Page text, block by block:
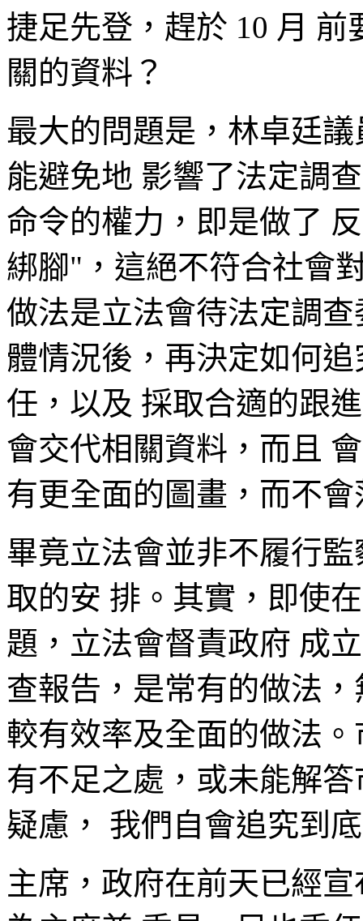
捷足先登，趕於 10 月
關的資料？
最大的問題是，林卓廷
能避免地 影響了法定調
命令的權力，即是做了
綁腳"，這絕不符合社會
做法是立法會待法定調
體情況後，再決定如何
任，以及 採取合適的跟
會交代相關資料，而且
有更全面的圖畫，而不
畢竟立法會並非不履行
取的安 排。其實，即使
題，立法會督責政府 成
查報告，是常有的做法
較有效率及全面的做法
有不足之處，或未能解
疑慮， 我們自會追究到
主席，政府在前天已經